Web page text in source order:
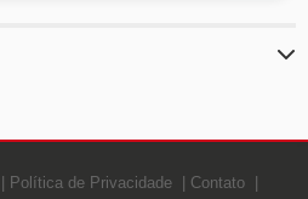
Política de Privacidade Contato